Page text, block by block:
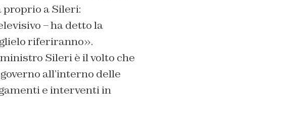
a Sileri:
– ha detto la
riferiranno».
Sileri è il volto che
all’interno delle
e interventi in